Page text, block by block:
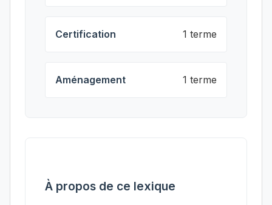
Certification 1 terme
Aménagement 1 terme
À propos de ce lexique